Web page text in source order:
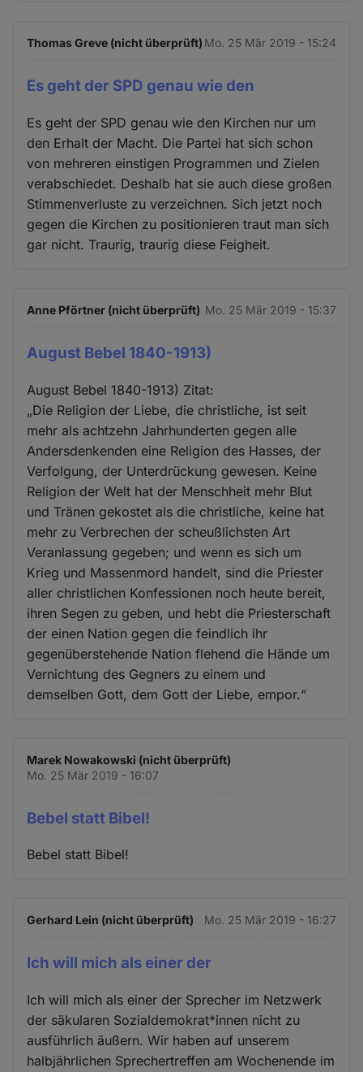
Thomas Greve (nicht überprüft) Mo. 25 Mär 2019 - 15:24
Es geht der SPD genau wie den
Es geht der SPD genau wie den Kirchen nur um
den Erhalt der Macht. Die Partei hat sich schon
von mehreren einstigen Programmen und Zielen
verabschiedet. Deshalb hat sie auch diese großen
Stimmenverluste zu verzeichnen. Sich jetzt noch
gegen die Kirchen zu positionieren traut man sich
gar nicht. Traurig, traurig diese Feigheit.
Anne Pförtner (nicht überprüft) Mo. 25 Mär 2019 - 15:37
August Bebel 1840-1913)
August Bebel 1840-1913) Zitat:
„Die Religion der Liebe, die christliche, ist seit
mehr als achtzehn Jahrhunderten gegen alle
Andersdenkenden eine Religion des Hasses, der
Verfolgung, der Unterdrückung gewesen. Keine
Religion der Welt hat der Menschheit mehr Blut
und Tränen gekostet als die christliche, keine hat
mehr zu Verbrechen der scheußlichsten Art
Veranlassung gegeben; und wenn es sich um
Krieg und Massenmord handelt, sind die Priester
aller christlichen Konfessionen noch heute bereit,
ihren Segen zu geben, und hebt die Priesterschaft
der einen Nation gegen die feindlich ihr
gegenüberstehende Nation flehend die Hände um
Vernichtung des Gegners zu einem und
demselben Gott, dem Gott der Liebe, empor.“
Marek Nowakowski (nicht überprüft)
Mo. 25 Mär 2019 - 16:07
Bebel statt Bibel!
Bebel statt Bibel!
Gerhard Lein (nicht überprüft) Mo. 25 Mär 2019 - 16:27
Ich will mich als einer der
Ich will mich als einer der Sprecher im Netzwerk
der säkularen Sozialdemokrat*innen nicht zu
ausführlich äußern. Wir haben auf unserem
halbjährlichen Sprechertreffen am Wochenende im